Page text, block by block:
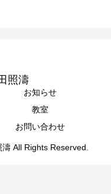
お知らせ
教室
お問い合わせ
All Rights Reserved.